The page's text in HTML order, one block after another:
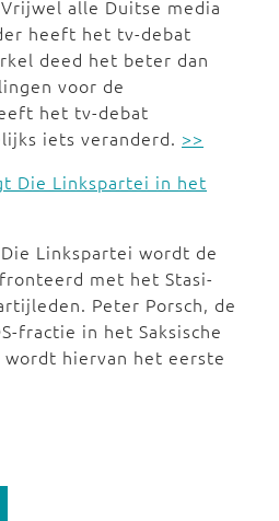
alle Duitse media
heeft het tv-debat
deed het beter dan
voor de
het tv-debat
iets veranderd. >>
Die Linkspartei in het
Linkspartei wordt de
met het Stasi-
Peter Porsch, de
fractie in het Saksische
hiervan het eerste